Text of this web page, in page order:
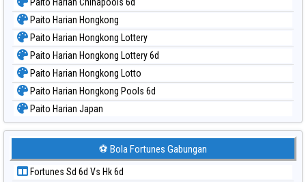
Paito Harian Hongkong
Paito Harian Hongkong Lottery
Paito Harian Hongkong Lottery 6d
Paito Harian Hongkong Lotto
Paito Harian Hongkong Pools 6d
Paito Harian Japan
Paito Harian Japan 6d
Paito Harian Korea
Paito Harian Kuda Lari
⚽ Bola Fortunes Gabungan
Fortunes Sd 6d Vs Hk 6d